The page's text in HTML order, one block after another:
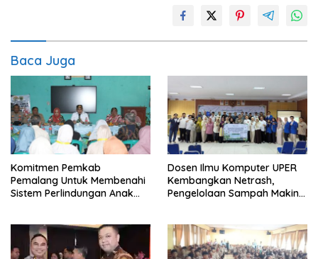
Baca Juga
Komitmen Pemkab
Pemalang Untuk Membenahi
Sistem Perlindungan Anak
Dosen Ilmu Komputer UPER
Kembangkan Netrash,
Pengelolaan Sampah Makin